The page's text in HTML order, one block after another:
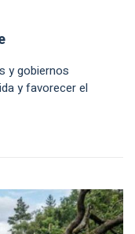
y gobiernos
y favorecer el